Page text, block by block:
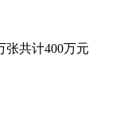
张共计400万元